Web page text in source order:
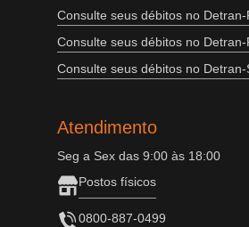
Consulte seus débitos no Detran-
Consulte seus débitos no Detran-
Consulte seus débitos no Detran-
Atendimento
Seg a Sex das 9:00 às 18:00
Postos físicos
0800-887-0499